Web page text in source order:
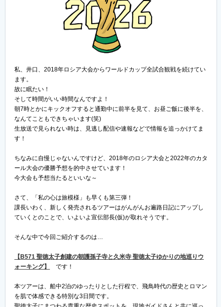
私、井口、2018年ロシア大会からワールドカップ全試合観戦を続けてい
ます。
故に眠たい！
そして時間がいい時間なんですよ！
朝7時とかにキックオフすると通勤中に前半を見て、お昼ご飯に後半を、
なんてこともできちゃいます(笑)
生放送で見られない時は、見逃し配信や速報などで情報を追っかけてま
す！
ちなみに自慢じゃないんですけど、2018年のロシア大会と2022年のカタ
ール大会の優勝予想を的中させています！
今大会も予想当たるといいな～
さて、「私の心は旅模様」も早くも第三弾！
課長いわく、新しく発売されるツアーはがんがんお遍路日記にアップし
ていくとのことで、いよいよ宣伝部長(仮)が取れそうです。
そんな中で今回ご紹介するのは…
【B571 聖徳太子創建の朝護孫子寺と久米寺 聖徳太子ゆかりの地巡りウ
ォーキング】
です！
本ツアーは、船中2泊のゆったりとした行程で、飛鳥時代の歴史とロマン
を肌で体感できる特別な3日間です。